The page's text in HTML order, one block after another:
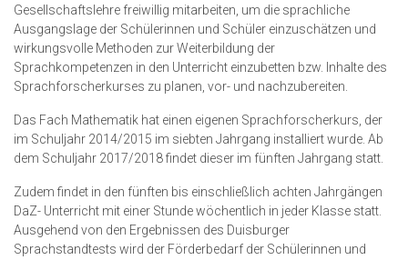
Gesellschaftslehre freiwillig mitarbeiten, um die sprachliche
Ausgangslage der Schülerinnen und Schüler einzuschätzen und
wirkungsvolle Methoden zur Weiterbildung der
Sprachkompetenzen in den Unterricht einzubetten bzw. Inhalte des
Sprachforscherkurses zu planen, vor- und nachzubereiten.
Das Fach Mathematik hat einen eigenen Sprachforscherkurs, der
im Schuljahr 2014/2015 im siebten Jahrgang installiert wurde. Ab
dem Schuljahr 2017/2018 findet dieser im fünften Jahrgang statt.
Zudem findet in den fünften bis einschließlich achten Jahrgängen
DaZ- Unterricht mit einer Stunde wöchentlich in jeder Klasse statt.
Ausgehend von den Ergebnissen des Duisburger
Sprachstandtests wird der Förderbedarf der Schülerinnen und